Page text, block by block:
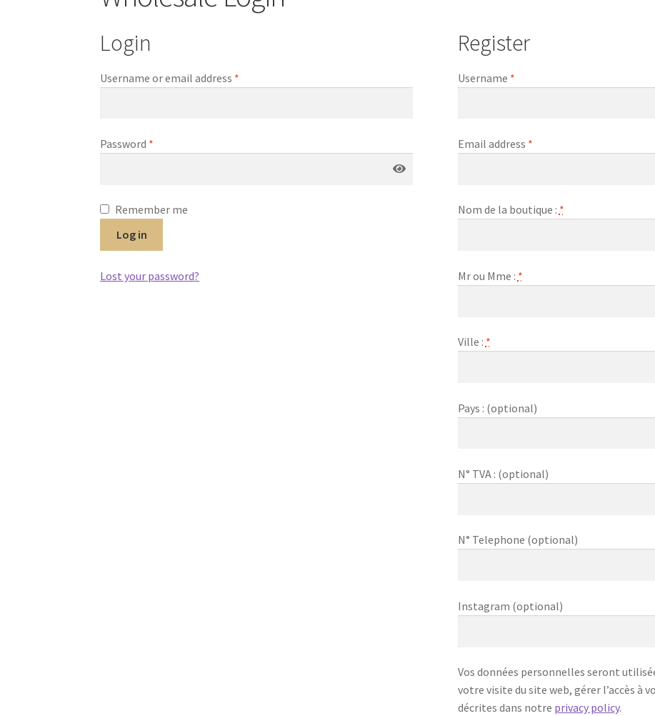
Login
Username or email address *
Password *
Remember me
Log in
Lost your password?
Register
Username *
Email address *
Nom de la boutique : *
Mr ou Mme : *
Ville : *
Pays : (optional)
N° TVA : (optional)
N° Telephone (optional)
Instagram (optional)
Vos données personnelles seront
votre visite du site web, gérer l’accès à
décrites dans notre privacy policy.